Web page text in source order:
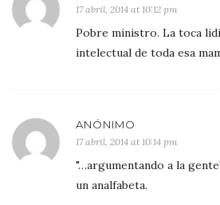
17 abril, 2014 at 10:12 pm
Pobre ministro. La toca
intelectual de toda esa
ANÓNIMO
17 abril, 2014 at 10:14 pm
"…argumentando a la
un analfabeta.